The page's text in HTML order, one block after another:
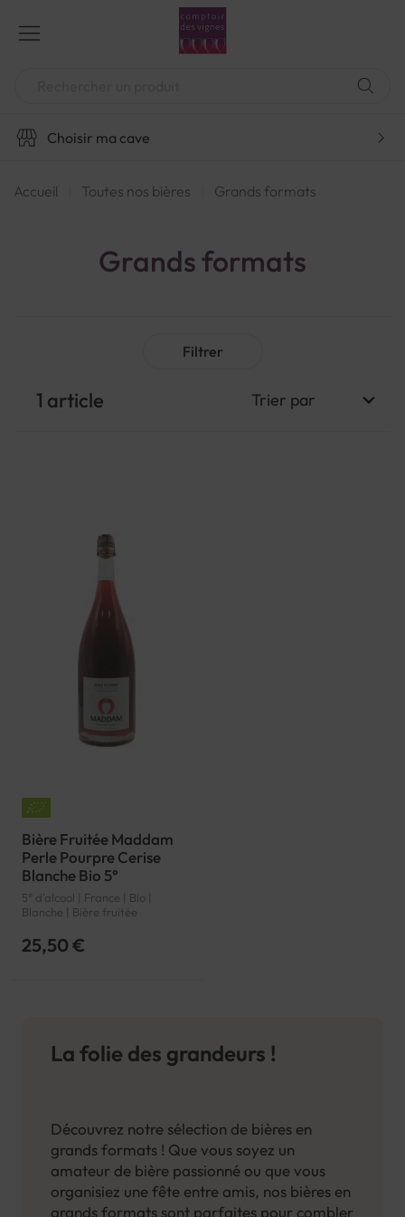
contenu
Choisir ma cave
Accueil Toutes nos bières Grands formats
Grands formats
1 article
Bière Fruitée Maddam
Perle Pourpre Cerise
Blanche Bio 5°
5° d'alcool | France | Bio |
Blanche | Bière fruitée
25,50 €
La folie des grandeurs !
Découvrez notre sélection de bières en
grands formats ! Que vous soyez un
amateur de bière passionné ou que vous
organisiez une fête entre amis, nos bières en
grands formats sont parfaites pour combler
Filtrer